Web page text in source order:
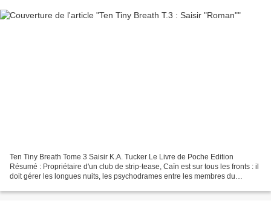
Ten Tiny Breath Tome 3 Saisir K.A. Tucker Le Livre de Poche Edition
Résumé : Propriétaire d'un club de strip-tease, Caïn est sur tous les fronts : il
doit gérer les longues nuits, les psychodrames entre les membres du